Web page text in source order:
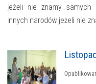
jeżeli nie znamy samych
innych narodów jeżeli nie